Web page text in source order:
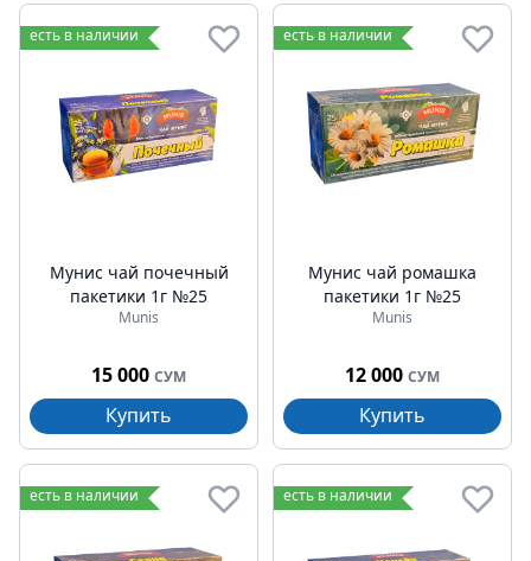
есть в наличии
Мунис чай почечный
пакетики 1г №25
Munis
15 000 СУМ
Купить
есть в наличии
Мунис чай ромашка
пакетики 1г №25
Munis
12 000 СУМ
Купить
есть в наличии есть в наличии